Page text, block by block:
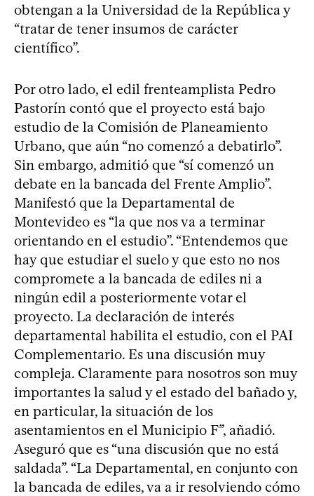
obtengan a la Universidad de la República y
“tratar de tener insumos de carácter
científico”.
Por otro lado, el edil frenteamplista Pedro
Pastorín contó que el proyecto está bajo
estudio de la Comisión de Planeamiento
Urbano, que aún “no comenzó a debatirlo”.
Sin embargo, admitió que “sí comenzó un
debate en la bancada del Frente Amplio”.
Manifestó que la Departamental de
Montevideo es “la que nos va a terminar
orientando en el estudio”. “Entendemos que
hay que estudiar el suelo y que esto no nos
compromete a la bancada de ediles ni a
ningún edil a posteriormente votar el
proyecto. La declaración de interés
departamental habilita el estudio, con el PAI
Complementario. Es una discusión muy
compleja. Claramente para nosotros son muy
importantes la salud y el estado del bañado y,
en particular, la situación de los
asentamientos en el Municipio F”, añadió.
Aseguró que es “una discusión que no está
saldada”. “La Departamental, en conjunto con
la bancada de ediles, va a ir resolviendo cómo